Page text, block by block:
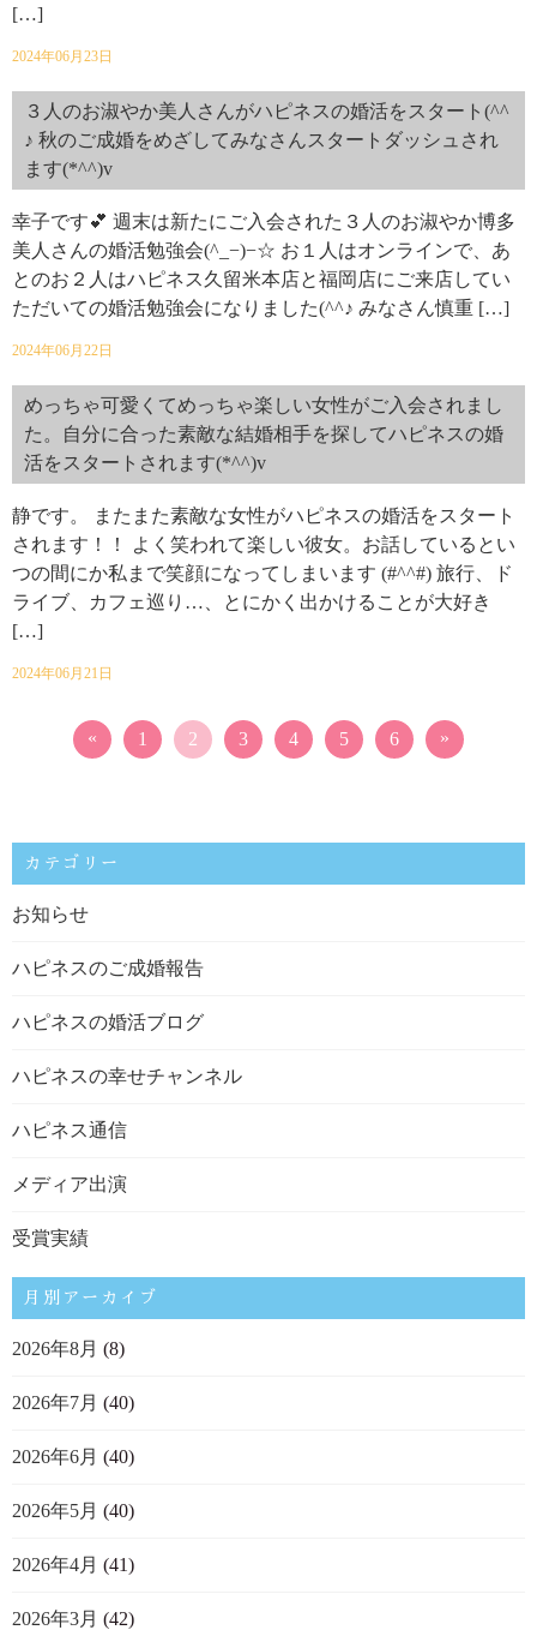
[…]
2024年06月23日
３人のお淑やか美人さんがハピネスの婚活をスタート(^^
♪ 秋のご成婚をめざしてみなさんスタートダッシュされ
ます(*^^)v
幸子です💕 週末は新たにご入会された３人のお淑やか博多
美人さんの婚活勉強会(^_−)−☆ お１人はオンラインで、あ
とのお２人はハピネス久留米本店と福岡店にご来店してい
ただいての婚活勉強会になりました(^^♪ みなさん慎重 […]
2024年06月22日
めっちゃ可愛くてめっちゃ楽しい女性がご入会されまし
た。自分に合った素敵な結婚相手を探してハピネスの婚
活をスタートされます(*^^)v
静です。 またまた素敵な女性がハピネスの婚活をスタート
されます！！ よく笑われて楽しい彼女。お話しているとい
つの間にか私まで笑顔になってしまいます (#^^#) 旅行、ド
ライブ、カフェ巡り…、とにかく出かけることが大好き
[…]
2024年06月21日
« 1 2 3 4 5 6 »
カテゴリー
お知らせ
ハピネスのご成婚報告
ハピネスの婚活ブログ
ハピネスの幸せチャンネル
ハピネス通信
メディア出演
受賞実績
月別アーカイブ
2026年8月 (8)
2026年7月 (40)
2026年6月 (40)
2026年5月 (40)
2026年4月 (41)
2026年3月 (42)